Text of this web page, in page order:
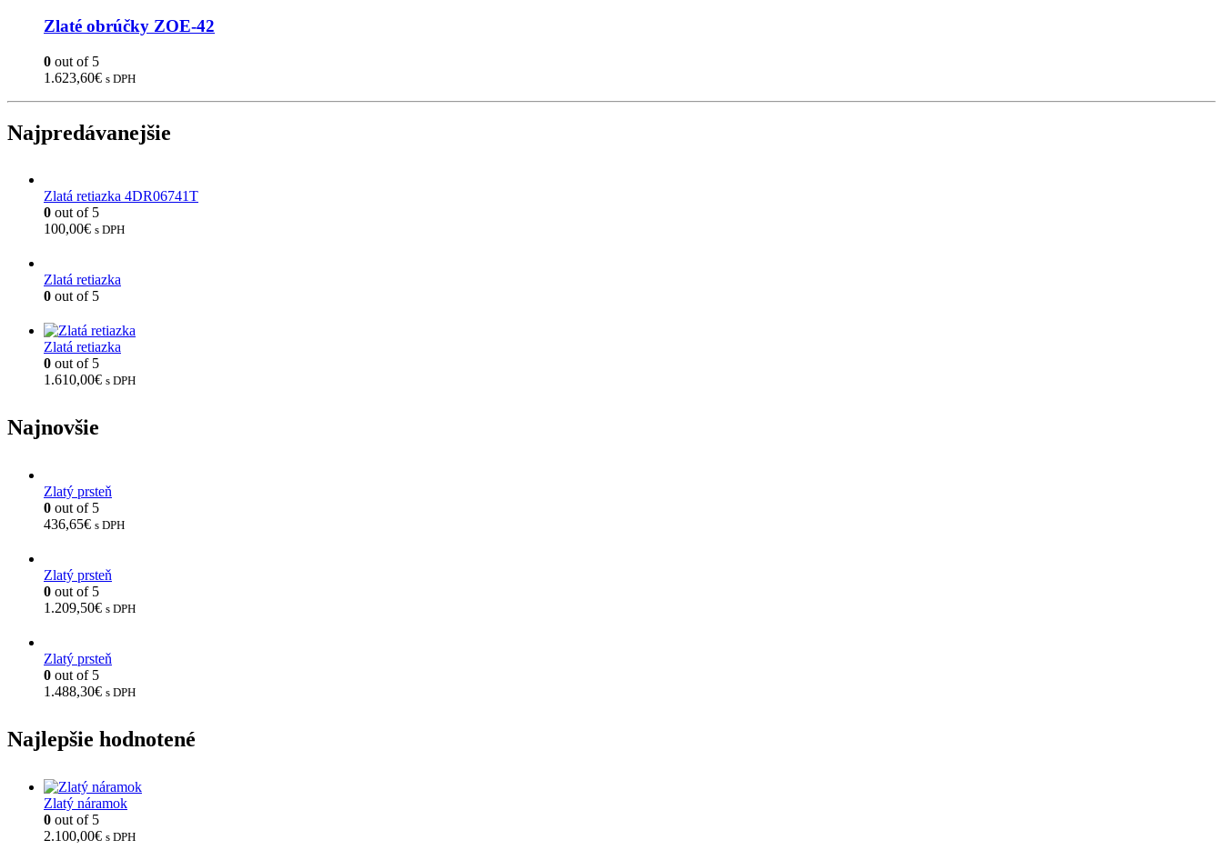
Zlaté obrúčky ZOE-42
0 out of 5
1.623,60€ s DPH
Najpredávanejšie
Zlatá retiazka 4DR06741T
0 out of 5
100,00€ s DPH
Zlatá retiazka
0 out of 5
Zlatá retiazka
0 out of 5
1.610,00€ s DPH
Najnovšie
Zlatý prsteň
0 out of 5
436,65€ s DPH
Zlatý prsteň
0 out of 5
1.209,50€ s DPH
Zlatý prsteň
0 out of 5
1.488,30€ s DPH
Najlepšie hodnotené
Zlatý náramok
0 out of 5
2.100,00€ s DPH